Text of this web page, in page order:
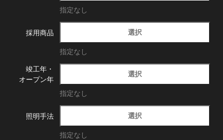
指定なし
採用商品 選択
指定なし
竣工年・
オープン年
選択
指定なし
照明手法 選択
指定なし